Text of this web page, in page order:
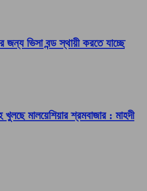
জন্য ভিসা বন্ড স্থায়ী করতে যাচ্ছে
মালয়েশিয়ার শ্রমবাজার : মাহদী